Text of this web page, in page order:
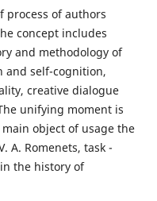
process of authors
concept includes
and methodology of
and self-cognition,
creative dialogue
unifying moment is
object of usage the
A. Romenets, task -
the history of